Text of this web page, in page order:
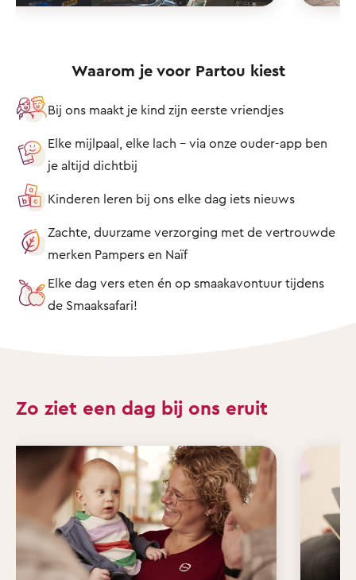
Waarom je voor Partou kiest
Bij ons maakt je kind zijn eerste vriendjes
Elke mijlpaal, elke lach – via onze ouder-app ben
je altijd dichtbij
Kinderen leren bij ons elke dag iets nieuws
Zachte, duurzame verzorging met de vertrouwde
merken Pampers en Naïf
Elke dag vers eten én op smaakavontuur tijdens
de Smaaksafari!
Zo ziet een dag bij ons eruit